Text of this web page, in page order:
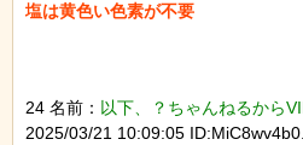
塩は黄色い色素が不要
24 名前： 以下、？ちゃんねるから
2025/03/21 10:09:05